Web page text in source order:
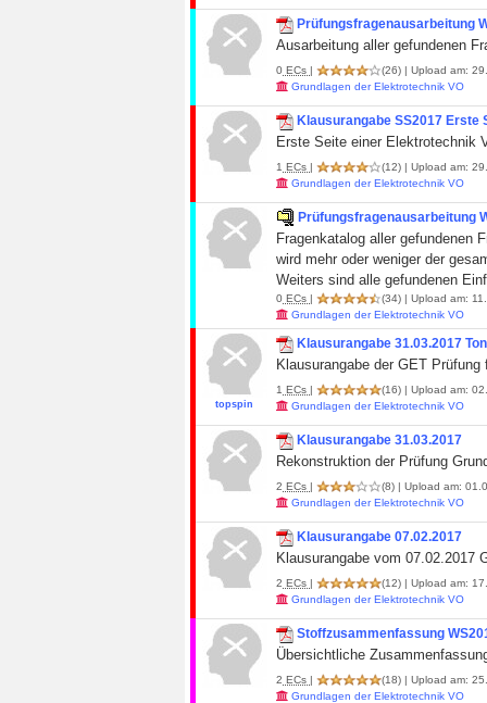
Prüfungsfragenausarbeitung
Ausarbeitung aller gefundenen
0 ECs | (26) | Upload am:
Grundlagen der Elektrotechnik VO
Klausurangabe SS2017 Erste
Erste Seite einer Elektrotechnik
1 ECs | (12) | Upload am:
Grundlagen der Elektrotechnik VO
Prüfungsfragenausarbeitung
Fragenkatalog aller gefundenen
wird mehr oder weniger der
Weiters sind alle gefundenen
0 ECs | (34) | Upload am:
Grundlagen der Elektrotechnik VO
topspin
Klausurangabe 31.03.2017
Klausurangabe der GET
1 ECs | (16) | Upload am:
Grundlagen der Elektrotechnik VO
Klausurangabe 31.03.2017
Rekonstruktion der Prüfung
2 ECs | (8) | Upload am:
Grundlagen der Elektrotechnik VO
Klausurangabe 07.02.2017
Klausurangabe vom 07.02.2017
2 ECs | (12) | Upload am:
Grundlagen der Elektrotechnik VO
Stoffzusammenfassung
Übersichtliche
2 ECs | (18) | Upload am:
Grundlagen der Elektrotechnik VO